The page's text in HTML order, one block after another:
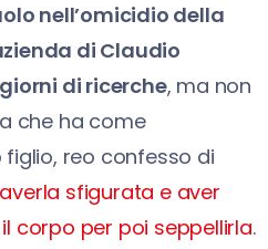
nell’omicidio della
di Claudio
di ricerche, ma non
che ha come
reo confesso di
averla sfigurata e aver
corpo per poi seppellirla.